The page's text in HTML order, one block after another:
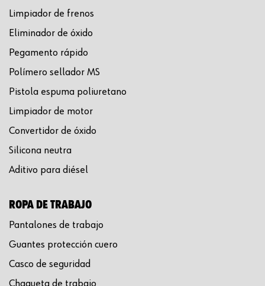
Limpiador de frenos
Eliminador de óxido
Pegamento rápido
Polímero sellador MS
Pistola espuma poliuretano
Limpiador de motor
Convertidor de óxido
Silicona neutra
Aditivo para diésel
ROPA DE TRABAJO
Pantalones de trabajo
Guantes protección cuero
Casco de seguridad
Chaqueta de trabajo